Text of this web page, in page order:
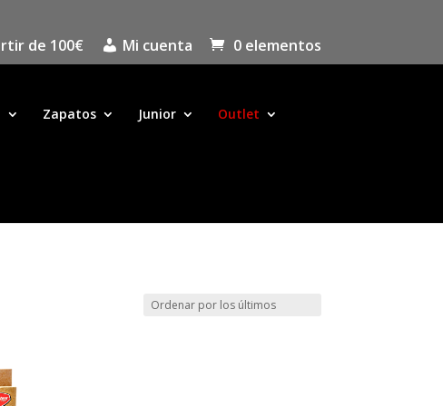
de 100€ Mi cuenta 0 elementos
Zapatos Junior Outlet